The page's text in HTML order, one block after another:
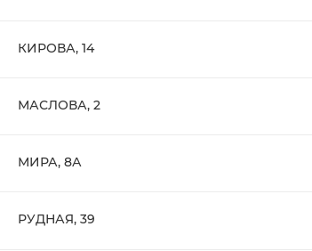
КИРОВА, 14
МАСЛОВА, 2
МИРА, 8А
РУДНАЯ, 39